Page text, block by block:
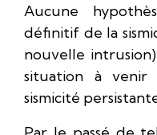
Aucune
définitif de la
nouvelle
situation à
sismicité